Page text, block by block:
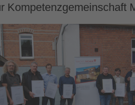
Kompetenzgemeinschaft